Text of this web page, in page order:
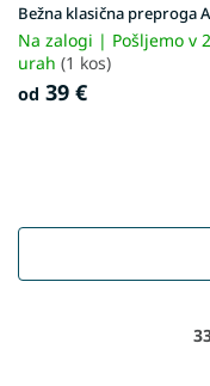
Bežna klasična preproga
Na zalogi | Pošljemo v
urah (1 kos)
od 39 €